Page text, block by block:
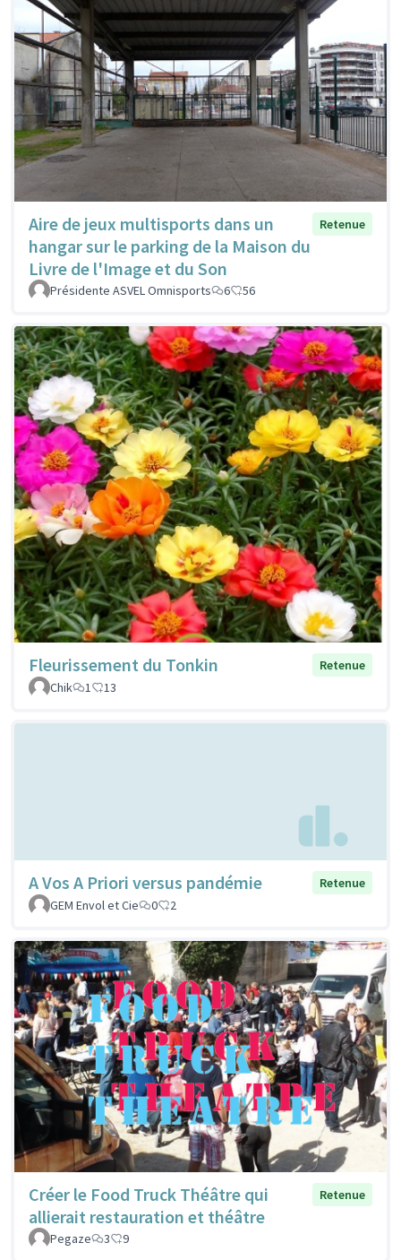
Aire de jeux multisports dans un
hangar sur le parking de la Maison du
Livre de l'Image et du Son
Retenue
Présidente ASVEL Omnisports 6 56
Fleurissement du Tonkin
Retenue
Chik
1 13
A Vos A Priori versus pandémie
Retenue
GEM Envol et Cie
0 2
Créer le Food Truck Théâtre qui
allierait restauration et théâtre
Retenue
Pegaze 3 9